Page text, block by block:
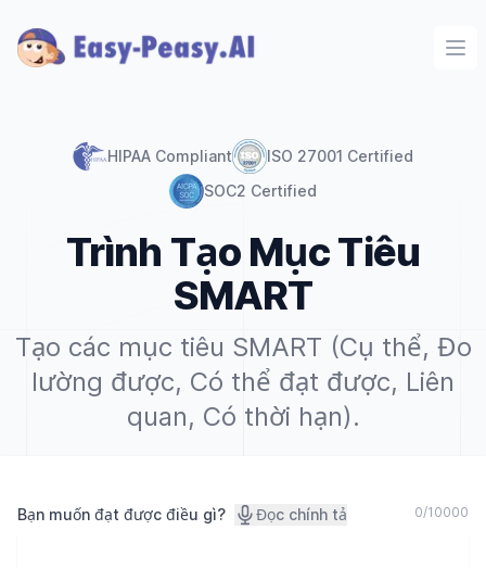
HIPAA Compliant
ISO 27001 Certified
SOC2 Certified
Trình Tạo Mục Tiêu
SMART
Tạo các mục tiêu SMART (Cụ thể, Đo
lường được, Có thể đạt được, Liên
quan, Có thời hạn).
Bạn muốn đạt được điều gì? Đọc chính tả 0/10000